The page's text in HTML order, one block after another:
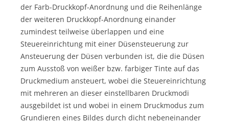
der Farb-Druckkopf-Anordnung und die Reihenlänge
der weiteren Druckkopf-Anordnung einander
zumindest teilweise überlappen und eine
Steuereinrichtung mit einer Düsensteuerung zur
Ansteuerung der Düsen verbunden ist, die die Düsen
zum Ausstoß von weißer bzw. farbiger Tinte auf das
Druckmedium ansteuert, wobei die Steuereinrichtung
mit mehreren an dieser einstellbaren Druckmodi
ausgebildet ist und wobei in einem Druckmodus zum
Grundieren eines Bildes durch dicht nebeneinander